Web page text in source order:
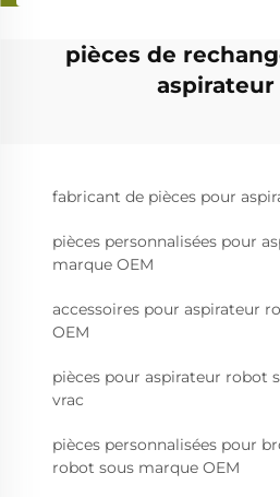
pièces de
aspirateur
fabricant de pièces pour
pièces personnalisées pour
marque OEM
accessoires pour aspirateur
OEM
pièces pour aspirateur robot
vrac
pièces personnalisées pour
robot sous marque OEM